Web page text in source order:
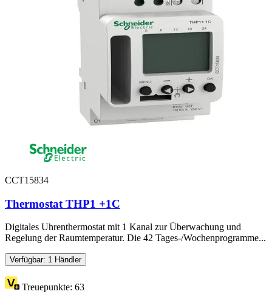
CCT15834
Thermostat THP1 +1C
Digitales Uhrenthermostat mit 1 Kanal zur Überwachung und
Regelung der Raumtemperatur. Die 42 Tages-/Wochenprogramme...
Verfügbar: 1 Händler
Treuepunkte: 63